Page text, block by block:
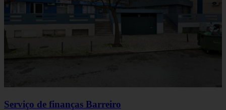
Serviço de finanças Barreiro